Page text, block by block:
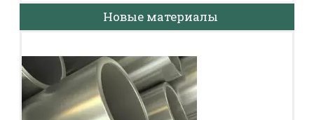
Новые материалы